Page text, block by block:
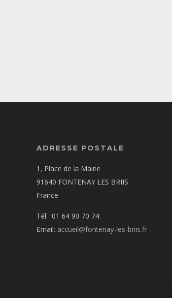
ADRESSE POSTALE
1, Place de la Mairie
91640 FONTENAY LES BRIIS
France
Tél : 01 64 90 70 74
Email: accueil@fontenay-les-briis.fr